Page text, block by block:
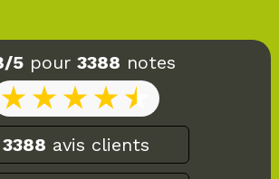
5 pour3388 notes
3388 avis clients